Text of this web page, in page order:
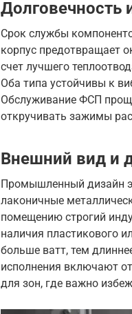
Долговечность
Срок службы
корпус предотвращает
счет лучшего
Оба типа устойчивы к
Обслуживание ФСП
откручивать зажимы
Внешний вид и
Промышленный дизайн
лаконичные
помещению строгий
наличия пластикового
больше ватт, тем
исполнения включают
для зон, где важно